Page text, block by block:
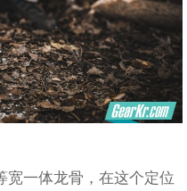
宽一体龙骨，在这个定位